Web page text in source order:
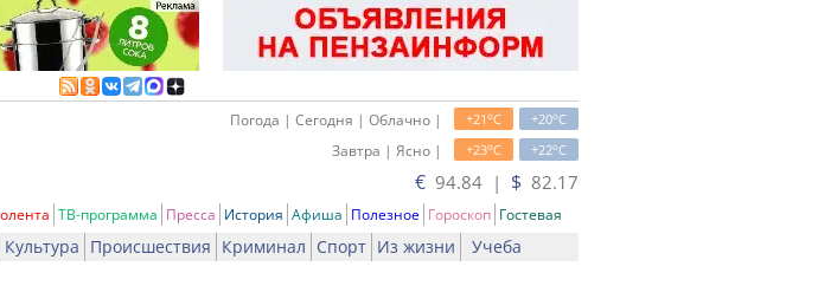
+20oC
+21oC
Погода | Сегодня | Облачно |
+22oC
+23oC
Завтра | Ясно |
€ 94.84 | $ 82.17
ТВ-программа Пресса История Афиша Полезное Гороскоп Гостевая
Культура Происшествия Криминал Спорт Из жизни Учеба